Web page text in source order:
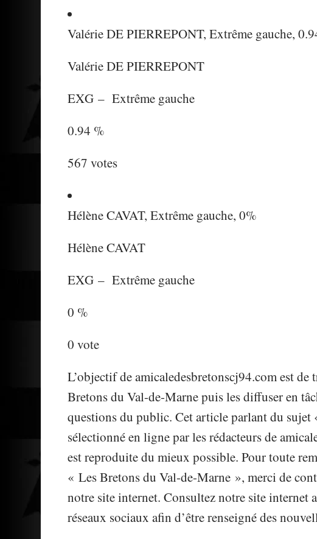
Valérie DE PIERREPONT, Extrême gauche,
Valérie DE PIERREPONT
EXG –Extrême gauche
0.94 %
567 votes
Hélène CAVAT, Extrême gauche, 0%
Hélène CAVAT
EXG –Extrême gauche
0 %
0 vote
L’objectif de amicaledesbretonscj94.com est
Bretons du Val-de-Marne puis les diffuser en
questions du public. Cet article parlant du
sélectionné en ligne par les rédacteurs de
est reproduite du mieux possible. Pour toute
« Les Bretons du Val-de-Marne », merci de
notre site internet. Consultez notre site internet
réseaux sociaux afin d’être renseigné des